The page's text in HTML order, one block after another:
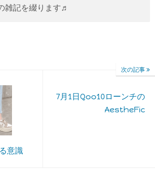
雑記を綴ります♬
意識
次の記事
7月1日Qoo10ローンチの
AestheFic